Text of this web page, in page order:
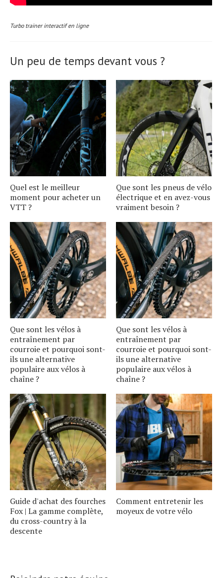
Turbo trainer interactif en ligne
Un peu de temps devant vous ?
Quel est le meilleur
moment pour acheter un
VTT ?
Que sont les pneus de vélo
électrique et en avez-vous
vraiment besoin ?
Que sont les vélos à
entraînement par
courroie et pourquoi sont-
ils une alternative
populaire aux vélos à
chaîne ?
Que sont les vélos à
entraînement par
courroie et pourquoi sont-
ils une alternative
populaire aux vélos à
chaîne ?
Guide d'achat des fourches
Fox | La gamme complète,
du cross-country à la
descente
Comment entretenir les
moyeux de votre vélo